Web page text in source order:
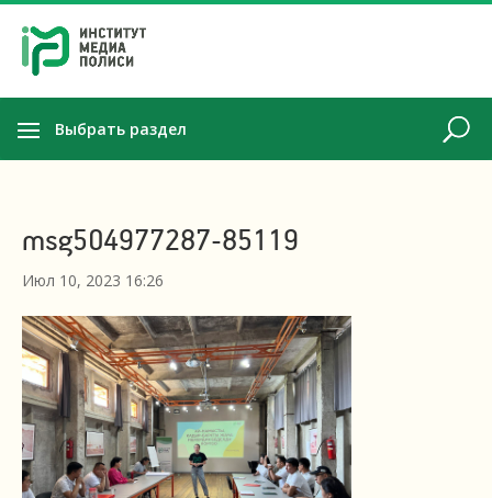
Выбрать раздел
msg504977287-85119
Июл 10, 2023 16:26